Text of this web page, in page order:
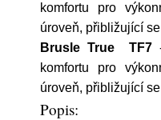
komfortu pro
úroveň, přibližující
Brusle True TF7-
komfortu pro
úroveň, přibližující
Popis: